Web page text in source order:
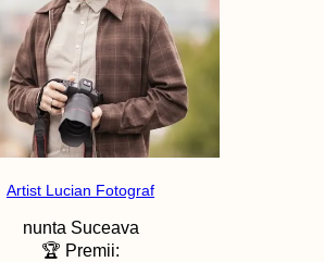
Artist Lucian Fotograf
nunta Suceava
🏆 Premii: